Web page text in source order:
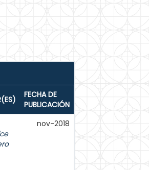
FECHA DE
PUBLICACIÓN
nov-2018